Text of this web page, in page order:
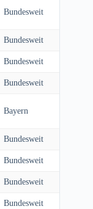
Bundesweit
Bundesweit
Bundesweit
Bundesweit
Bayern
Bundesweit
Bundesweit
Bundesweit
Bundesweit